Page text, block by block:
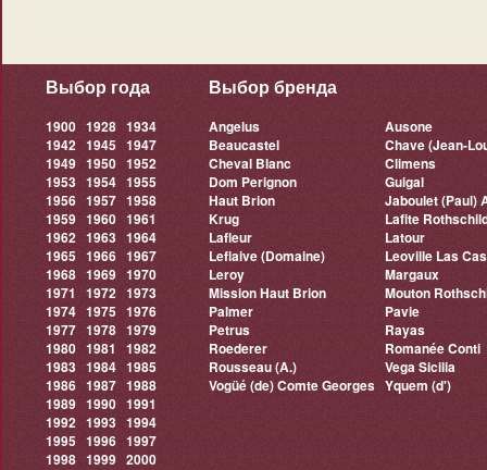
Выбор года
1900 1928 1934
1942 1945 1947
1949 1950 1952
1953 1954 1955
1956 1957 1958
1959 1960 1961
1962 1963 1964
1965 1966 1967
1968 1969 1970
1971
1972 1973
1974 1975 1976
1977 1978 1979
1980 1981
1982
1983 1984 1985
1986 1987 1988
1989 1990 1991
1992 1993 1994
1995 1996 1997
1998 1999 2000
Выбор бренда
Angelus
Ausone
Beaucastel
Chave (Jean-
Cheval Blanc
Climens
Dom Perignon
Guigal
Haut Brion
Jaboulet (Paul)
Krug
Lafite
Lafleur
Latour
Leflaive (Domaine)
Leoville Las
Leroy
Margaux
Mission Haut Brion
Mouton
Palmer
Pavie
Petrus
Rayas
Roederer
Romanée Conti
Rousseau (A.)
Vega Sicilia
Vogüé (de) Comte Georges Yquem (d')